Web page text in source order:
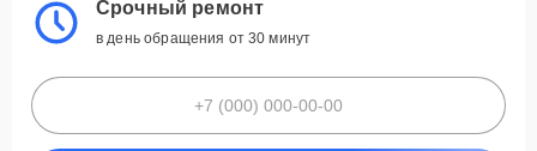
Срочный ремонт
в день обращения от 30 минут